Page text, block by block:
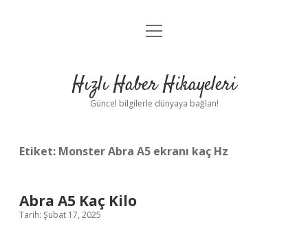
Anasayfa
Yasal Uyarı
menüyü
Hızlı Haber Hikayeleri
Güncel bilgilerle dünyaya bağlan!
Etiket: Monster Abra A5 ekranı kaç Hz
Abra A5 Kaç Kilo
Tarih: Şubat 17, 2025